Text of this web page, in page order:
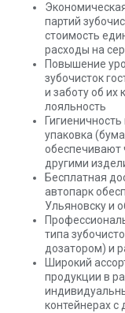
партий
стоимость
расходы на
Повышение
зубочисток
и заботу об их
лояльность
упаковка
обеспечивают
другими
Бесплатная
автопарк
Ульяновску и
типа
дозатором) и
Широкий
продукции в
контейнерах с